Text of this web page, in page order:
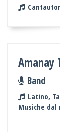
Amanay
Band
Latino,
Musiche dal